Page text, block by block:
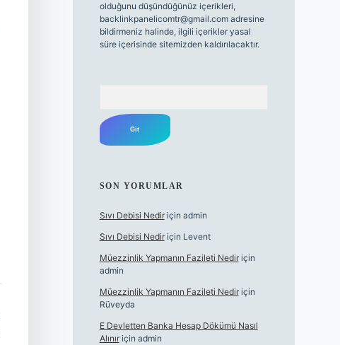
olduğunu düşündüğünüz içerikleri,
backlinkpanelicomtr@gmail.comadresine
bildirmeniz halinde, ilgili içerikler yasal
süre içerisinde sitemizden kaldırılacaktır.
SON YORUMLAR
Sıvı Debisi Nediriçin admin
Sıvı Debisi Nediriçin Levent
Müezzinlik Yapmanın Fazileti Nediriçin
admin
Müezzinlik Yapmanın Fazileti Nediriçin
Rüveyda
E Devletten Banka Hesap Dökümü Nasıl
Alınıriçin admin